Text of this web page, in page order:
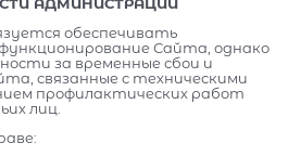
обеспечивать
Сайта, однако
за временные сбои и
связанные с техническими
профилактических работ
лиц.